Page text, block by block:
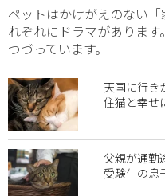
ペットはかけがえのない
れぞれにドラマがありま
つづっています。
天国に行
住猫と幸せ
父親が通勤
受験生の息